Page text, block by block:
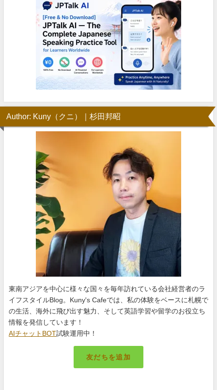
Author: Kuny（クニ）｜杉田邦昭
東南アジアを中心に様々な国々を毎年訪れている会社経営者のラ
イフスタイルBlog。Kuny's Cafeでは、私の体験をベースに札幌で
の生活、海外に飛び出す魅力、そして英語学習や留学のお役立ち
情報を発信しています！
AIチャットBOT試験運用中！
友だちを追加